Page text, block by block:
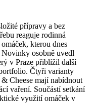
přípravy a bez
reaguje rodinná
kterou dnes
osobně uvedl
v Praze přiblížil další
Čtyři varianty
Cheese mají nabídnout
vaření. Součástí setkání
využití omáček v